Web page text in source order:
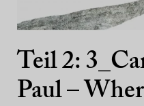
Teil 2:
Paul –